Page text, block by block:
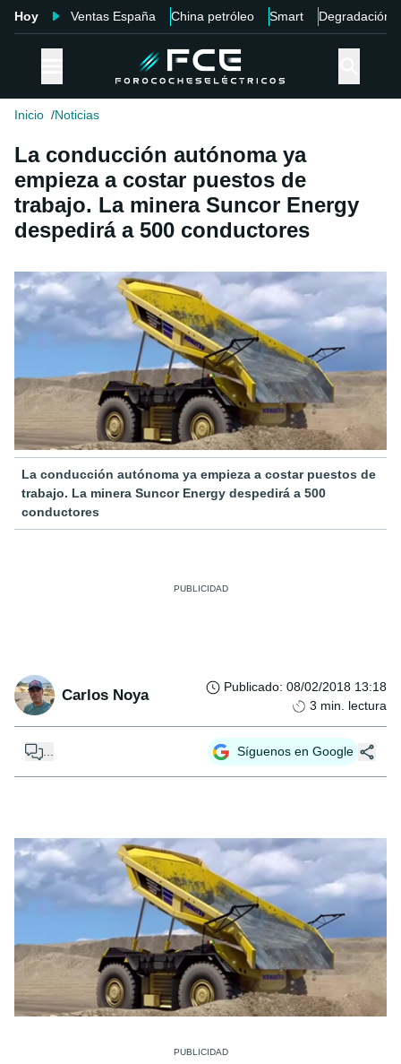
Hoy Ventas España China petróleo Smart Degradación
Inicio Noticias
La conducción autónoma ya
empieza a costar puestos de
trabajo. La minera Suncor Energy
despedirá a 500 conductores
La conducción autónoma ya empieza a costar puestos de
trabajo. La minera Suncor Energy despedirá a 500
conductores
Carlos Noya Publicado: 08/02/2018 13:18
3 min. lectura
Síguenos en Google